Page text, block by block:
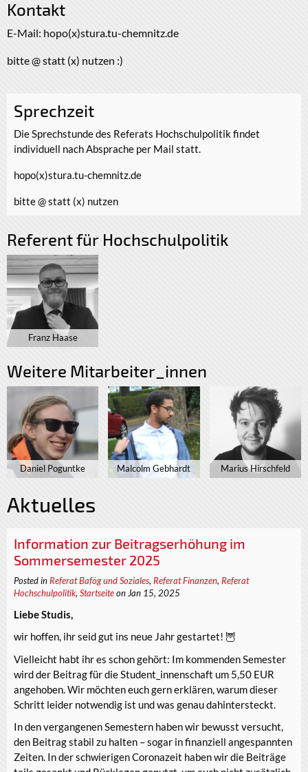
Kontakt
E-Mail: hopo(x)stura.tu-chemnitz.de
bitte @ statt (x) nutzen :)
Sprechzeit
Die Sprechstunde des Referats Hochschulpolitik findet
individuell nach Absprache per Mail statt.
hopo(x)stura.tu-chemnitz.de
bitte @ statt (x) nutzen
Referent für Hochschulpolitik
Franz Haase
Weitere Mitarbeiter_innen
Daniel Poguntke Malcolm Gebhardt Marius Hirschfeld
Aktuelles
Information zur Beitragserhöhung im
Sommersemester 2025
Posted in Referat Bafög und Soziales, Referat Finanzen, Referat
Hochschulpolitik, Startseiteon Jan 15, 2025
Liebe Studis,
wir hoffen, ihr seid gut ins neue Jahr gestartet! 🦉
Vielleicht habt ihr es schon gehört: Im kommenden Semester
wird der Beitrag für die Student_innenschaft um 5,50 EUR
angehoben. Wir möchten euch gern erklären, warum dieser
Schritt leider notwendig ist und was genau dahintersteckt.
In den vergangenen Semestern haben wir bewusst versucht,
den Beitrag stabil zu halten – sogar in finanziell angespannten
Zeiten. In der schwierigen Coronazeit haben wir die Beiträge